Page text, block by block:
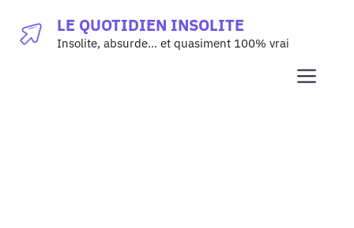
LE QUOTIDIEN INSOLITE
Insolite, absurde… et quasiment 100% vrai